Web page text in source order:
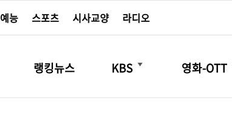
예능 스포츠 시사교양 라디오
랭킹뉴스 KBS
더보기
영화-OTT
더보기